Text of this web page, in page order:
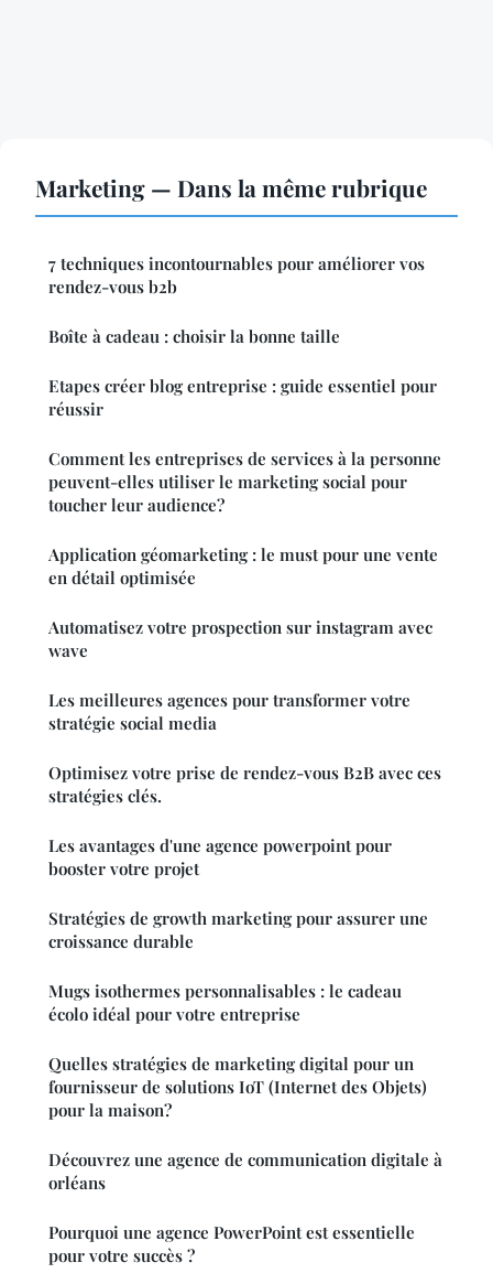
Marketing — Dans la même rubrique
7 techniques incontournables pour améliorer vos
rendez-vous b2b
Boîte à cadeau : choisir la bonne taille
Etapes créer blog entreprise : guide essentiel pour
réussir
Comment les entreprises de services à la personne
peuvent-elles utiliser le marketing social pour
toucher leur audience?
Application géomarketing : le must pour une vente
en détail optimisée
Automatisez votre prospection sur instagram avec
wave
Les meilleures agences pour transformer votre
stratégie social media
Optimisez votre prise de rendez-vous B2B avec ces
stratégies clés.
Les avantages d'une agence powerpoint pour
booster votre projet
Stratégies de growth marketing pour assurer une
croissance durable
Mugs isothermes personnalisables : le cadeau
écolo idéal pour votre entreprise
Quelles stratégies de marketing digital pour un
fournisseur de solutions IoT (Internet des Objets)
pour la maison?
Découvrez une agence de communication digitale à
orléans
Pourquoi une agence PowerPoint est essentielle
pour votre succès ?